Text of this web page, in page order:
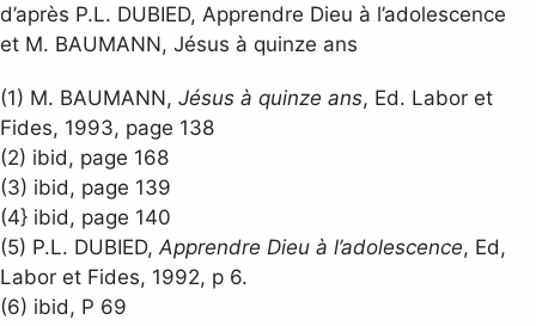
d’après P.L. DUBIED, Apprendre Dieu à l’adolescence
et M. BAUMANN, Jésus à quinze ans
(1) M. BAUMANN, Jésus à quinze ans, Ed. Labor et
Fides, 1993, page 138
(2) ibid, page 168
(3) ibid, page 139
(4} ibid, page 140
(5) P.L. DUBIED, Apprendre Dieu à l’adolescence, Ed,
Labor et Fides, 1992, p 6.
(6) ibid, P 69